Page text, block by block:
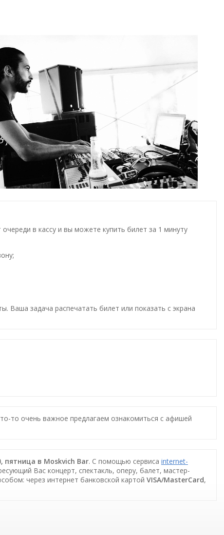
в кассу и вы можете купить билет за 1 минуту
Ваша задача распечатать билет или показать с экрана
то очень важное предлагаем ознакомиться с афишей
пятница в Moskvich Bar. С помощью сервиса internet-
Вас концерт, спектакль, оперу, балет, мастер-
через интернет банковской картой VISA/MasterCard,